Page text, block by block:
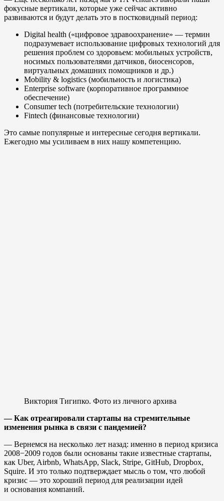
фокусные вертикали, которые уже сейчас активно
развиваются и будут делать это в постковидный период:
Digital health («цифровое здравоохранение» — термин
подразумевает использование цифровых технологий для
решения проблем со здоровьем: мобильных устройств,
носимых пользователями датчиков, биосенсоров,
виртуальных домашних помощников и др.)
Mobility & logistics (мобильность и логистика)
Enterprise software (корпоративное программное
обеспечение)
Consumer tech (потребительские технологии)
Fintech (финансовые технологии)
Это самые популярные и интересные сегодня вертикали.
Ежегодно мы усиливаем в них нашу компетенцию.
Виктория Тигипко. Фото из личного архива
— Как отреагировали стартапы на стремительные
изменения рынка в связи с пандемией?
— Вернемся на несколько лет назад: именно в период кризиса
2008−2009 годов были основаны такие известные стартапы,
как Uber, Airbnb, WhatsApp, Slack, Stripe, GitHub, Dropbox,
Squire. И это только подтверждает мысль о том, что любой
кризис — это хороший период для реализации идей
и основания компаний.